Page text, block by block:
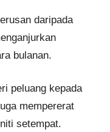
daripada
bulanan.
peluang kepada
mempererat
setempat.